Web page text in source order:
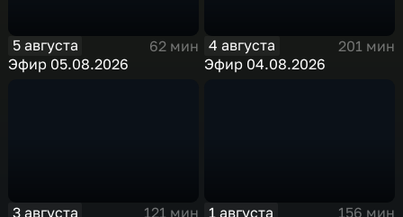
5 августа
62 мин
Эфир 05.08.2026
4 августа
201 мин
Эфир 04.08.2026
3 августа
121 мин
1 августа
156 мин